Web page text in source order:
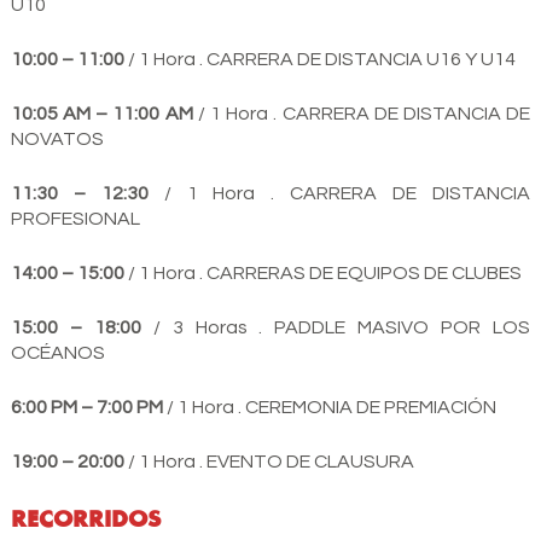
U10
10:00 – 11:00/ 1 Hora . CARRERA DE DISTANCIA U16 Y U14
10:05 AM – 11:00 AM/ 1 Hora . CARRERA DE DISTANCIA DE
NOVATOS
11:30 – 12:30/ 1 Hora . CARRERA DE DISTANCIA
PROFESIONAL
14:00 – 15:00/ 1 Hora . CARRERAS DE EQUIPOS DE CLUBES
15:00 – 18:00/ 3 Horas . PADDLE MASIVO POR LOS
OCÉANOS
6:00 PM – 7:00 PM/ 1 Hora . CEREMONIA DE PREMIACIÓN
19:00 – 20:00/ 1 Hora . EVENTO DE CLAUSURA
RECORRIDOS